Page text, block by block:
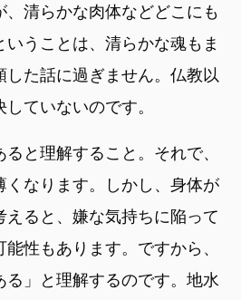
、清らかな肉体などどこにも
うことは、清らかな魂もま
した話に過ぎません。仏教以
ていないのです。
と理解すること。それで、
くなります。しかし、身体が
ると、嫌な気持ちに陥って
性もあります。ですから、
る」と理解するのです。地水